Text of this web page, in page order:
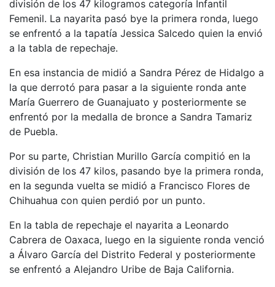
división de los 47 kilogramos categoría Infantil
Femenil. La nayarita pasó bye la primera ronda, luego
se enfrentó a la tapatía Jessica Salcedo quien la envió
a la tabla de repechaje.
En esa instancia de midió a Sandra Pérez de Hidalgo a
la que derrotó para pasar a la siguiente ronda ante
María Guerrero de Guanajuato y posteriormente se
enfrentó por la medalla de bronce a Sandra Tamariz
de Puebla.
Por su parte, Christian Murillo García compitió en la
división de los 47 kilos, pasando bye la primera ronda,
en la segunda vuelta se midió a Francisco Flores de
Chihuahua con quien perdió por un punto.
En la tabla de repechaje el nayarita a Leonardo
Cabrera de Oaxaca, luego en la siguiente ronda venció
a Álvaro García del Distrito Federal y posteriormente
se enfrentó a Alejandro Uribe de Baja California.